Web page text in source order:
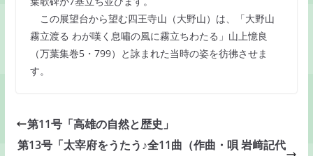
この展望台から望む四王寺山（大野山）は、「大野山
霧立渡る わが嘆く息嘯の風に霧立ちわたる」山上憶良
（万葉集巻5・799）と詠まれた当時の姿を彷彿させま
す。
第11号「高雄の自然と歴史」
第13号「太宰府をうたう♪全11曲（作曲・唄 岩﨑記代